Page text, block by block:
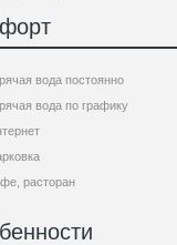
вода постоянно
вода по графику
расторан